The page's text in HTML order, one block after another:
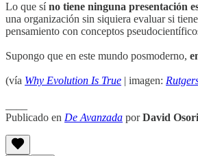
Lo que síno tiene ninguna presentación
una organización sin siquiera evaluar si
pensamiento con conceptos
Supongo que en este mundo posmoderno,
(vía Why Evolution Is True | imagen:
Publicado en De Avanzada porDavid